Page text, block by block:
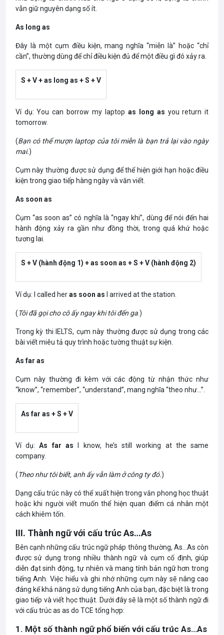
vẫn giữ nguyên dạng số ít.
As long as
Đây là một cụm điều kiện, mang nghĩa “miễn là” hoặc “chỉ
cần”, thường dùng để chỉ điều kiện đủ để một điều gì đó xảy ra.
S + V + as long as + S + V
Ví dụ: You can borrow my laptop as long as you return it
tomorrow.
(Bạn có thể mượn laptop của tôi miễn là bạn trả lại vào ngày
mai.)
Cụm này thường được sử dụng để thể hiện giới hạn hoặc điều
kiện trong giao tiếp hàng ngày và văn viết.
As soon as
Cụm “as soon as” có nghĩa là “ngay khi”, dùng để nói đến hai
hành động xảy ra gần như đồng thời, trong quá khứ hoặc
tương lai.
S + V (hành động 1) + as soon as + S + V (hành động 2)
Ví dụ: I called heras soon as I arrived at the station.
(Tôi đã gọi cho cô ấy ngay khi tôi đến ga.)
Trong kỳ thi IELTS, cụm này thường được sử dụng trong các
bài viết miêu tả quy trình hoặc tường thuật sự kiện.
As far as
Cụm này thường đi kèm với các động từ nhận thức như
“know”, “remember”, “understand”, mang nghĩa “theo như…”.
As far as + S + V
Ví dụ:As far as I know, he’s still working at the same
company.
(Theo như tôi biết, anh ấy vẫn làm ở công ty đó.)
Dạng cấu trúc này có thể xuất hiện trong văn phong học thuật
hoặc khi người viết muốn thể hiện quan điểm cá nhân một
cách khiêm tốn.
III. Thành ngữ với cấu trúc As…As
Bên cạnh những cấu trúc ngữ pháp thông thường, As…As còn
được sử dụng trong nhiều thành ngữ và cụm cố định, giúp
diễn đạt sinh động, tự nhiên và mang tính bản ngữ hơn trong
tiếng Anh. Việc hiểu và ghi nhớ những cụm này sẽ nâng cao
đáng kể khả năng sử dụng tiếng Anh của bạn, đặc biệt là trong
giao tiếp và viết học thuật. Dưới đây sẽ là một số thành ngữ đi
với cấu trúc as as do TCE tổng hợp:
1. Một số thành ngữ phổ biến với cấu trúc As…As